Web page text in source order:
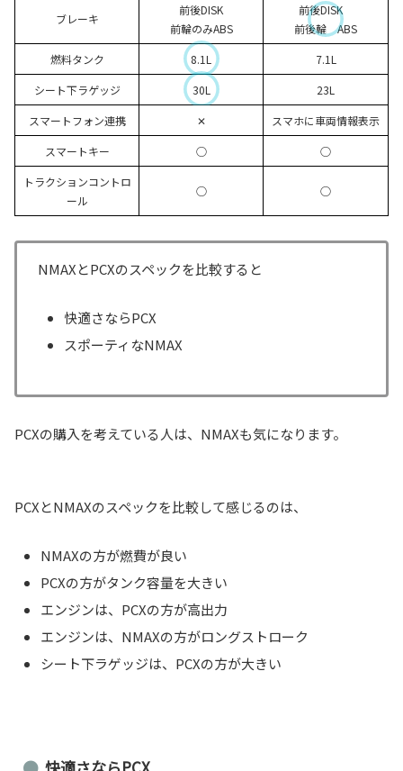
ブレーキ
前後DISK
前輪のみABS
前後DISK
前後輪 ABS
燃料タンク
8.1L
7.1L
シート下ラゲッジ
30L
23L
スマートフォン連携
✕
スマホに車両情報表示
スマートキー
○
○
トラクションコントロ
ール
○ ○
NMAXとPCXのスペックを比較すると
快適さならPCX
スポーティなNMAX
PCXの購入を考えている人は、NMAXも気になります。
PCXとNMAXのスペックを比較して感じるのは、
NMAXの方が燃費が良い
PCXの方がタンク容量を大きい
エンジンは、PCXの方が高出力
エンジンは、NMAXの方がロングストローク
シート下ラゲッジは、PCXの方が大きい